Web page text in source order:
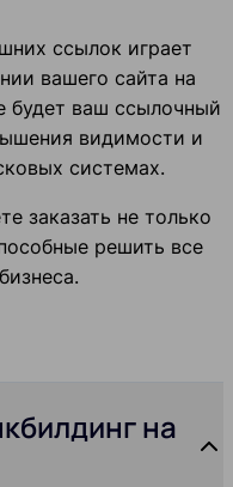
ссылок играет
вашего сайта на
будет ваш ссылочный
видимости и
системах.
заказать не только
решить все
на